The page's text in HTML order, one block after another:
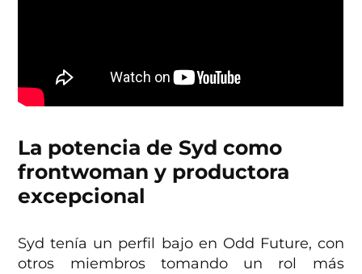
La potencia de Syd como
frontwoman y productora
excepcional
Syd tenía un perfil bajo en Odd Future, con
otros miembros tomando un rol más